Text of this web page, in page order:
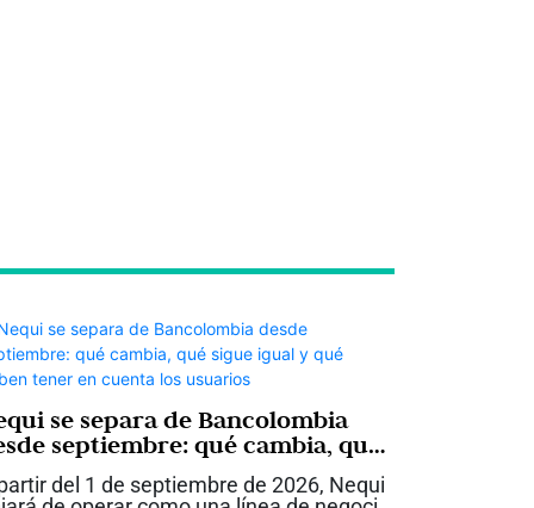
se separa de Bancolombia
septiembre: qué cambia, qué
igual y qué deben tener en
los usuarios
del 1 de septiembre de 2026, Nequi